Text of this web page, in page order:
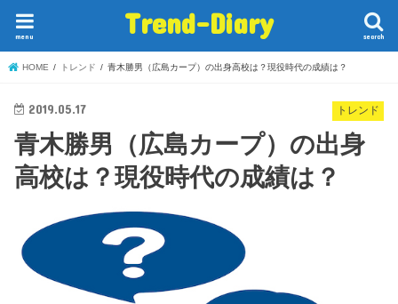
Trend-Diary search
menu
HOME トレンド 青木勝男（広島カープ）の出身高校は？現役時代の成績は？
トレンド
2019.05.17
青木勝男（広島カープ）の出身
高校は？現役時代の成績は？